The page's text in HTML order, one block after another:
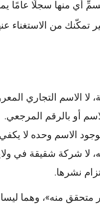
من الاستغناء
الاسم التجاري
أو بالرقم المرجعي.
الاسم وحده لا
لا شركة شقيقة في
نشرها.
منه»، وهما ليسا